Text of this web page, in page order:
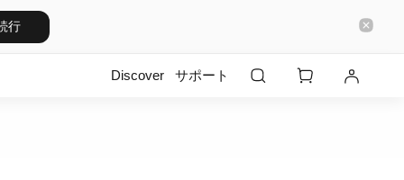
行
Discover サポート